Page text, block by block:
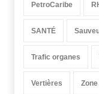
PetroCaribe
SANTÉ
Trafic organes
Vertières